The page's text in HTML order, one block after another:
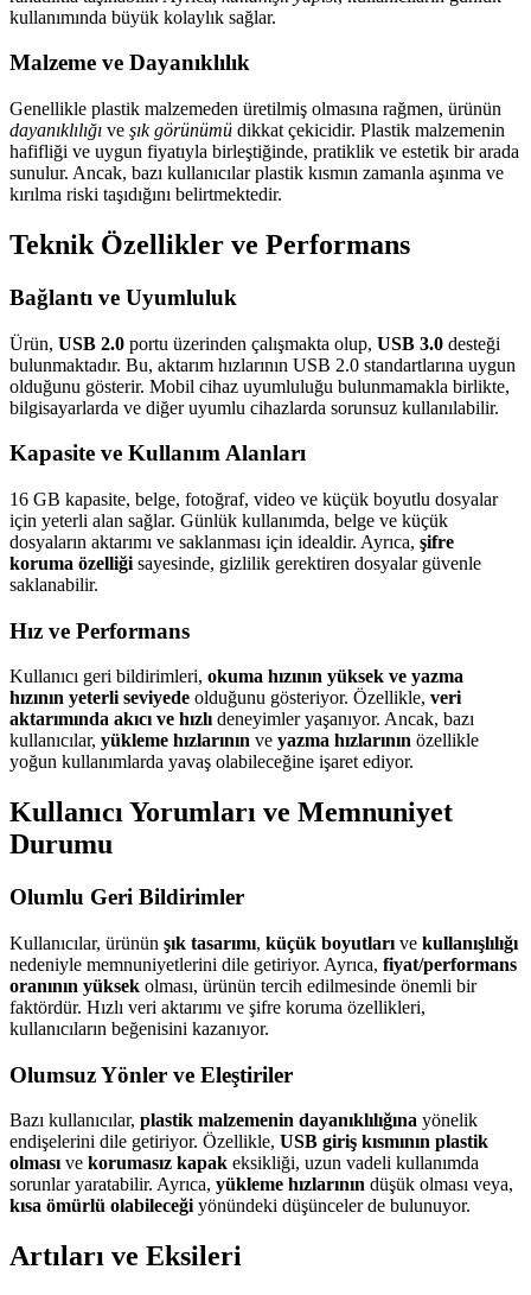
kullanımında büyük kolaylık sağlar.
Malzeme ve Dayanıklılık
Genellikle plastik malzemeden üretilmiş olmasına rağmen, ürünün
dayanıklılığı ve şık görünümü dikkat çekicidir. Plastik malzemenin
hafifliği ve uygun fiyatıyla birleştiğinde, pratiklik ve estetik bir arada
sunulur. Ancak, bazı kullanıcılar plastik kısmın zamanla aşınma ve
kırılma riski taşıdığını belirtmektedir.
Teknik Özellikler ve Performans
Bağlantı ve Uyumluluk
Ürün, USB 2.0 portu üzerinden çalışmakta olup, USB 3.0 desteği
bulunmaktadır. Bu, aktarım hızlarının USB 2.0 standartlarına uygun
olduğunu gösterir. Mobil cihaz uyumluluğu bulunmamakla birlikte,
bilgisayarlarda ve diğer uyumlu cihazlarda sorunsuz kullanılabilir.
Kapasite ve Kullanım Alanları
16 GB kapasite, belge, fotoğraf, video ve küçük boyutlu dosyalar
için yeterli alan sağlar. Günlük kullanımda, belge ve küçük
dosyaların aktarımı ve saklanması için idealdir. Ayrıca, şifre
koruma özelliği sayesinde, gizlilik gerektiren dosyalar güvenle
saklanabilir.
Hız ve Performans
Kullanıcı geri bildirimleri, okuma hızının yüksek ve yazma
hızının yeterli seviyede olduğunu gösteriyor. Özellikle, veri
aktarımında akıcı ve hızlıdeneyimler yaşanıyor. Ancak, bazı
kullanıcılar, yükleme hızlarının ve yazma hızlarının özellikle
yoğun kullanımlarda yavaş olabileceğine işaret ediyor.
Kullanıcı Yorumları ve Memnuniyet
Durumu
Olumlu Geri Bildirimler
Kullanıcılar, ürünün şık tasarımı, küçük boyutları ve kullanışlılığı
nedeniyle memnuniyetlerini dile getiriyor. Ayrıca, fiyat/performans
oranının yüksek olması, ürünün tercih edilmesinde önemli bir
faktördür. Hızlı veri aktarımı ve şifre koruma özellikleri,
kullanıcıların beğenisini kazanıyor.
Olumsuz Yönler ve Eleştiriler
Bazı kullanıcılar, plastik malzemenin dayanıklılığına yönelik
endişelerini dile getiriyor. Özellikle, USB giriş kısmının plastik
olmasıve korumasız kapak eksikliği, uzun vadeli kullanımda
sorunlar yaratabilir. Ayrıca, yükleme hızlarının düşük olması veya,
kısa ömürlü olabileceğiyönündeki düşünceler de bulunuyor.
Artıları ve Eksileri